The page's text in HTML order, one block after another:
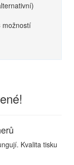
možností
Kvalita tisku